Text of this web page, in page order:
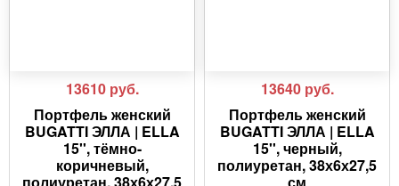
13610 руб.
Портфель женский
BUGATTI ЭЛЛА | ELLA
15'', тёмно-
коричневый,
13640 руб.
Портфель женский
BUGATTI ЭЛЛА | ELLA
15'', черный,
полиуретан, 38х6х27,5